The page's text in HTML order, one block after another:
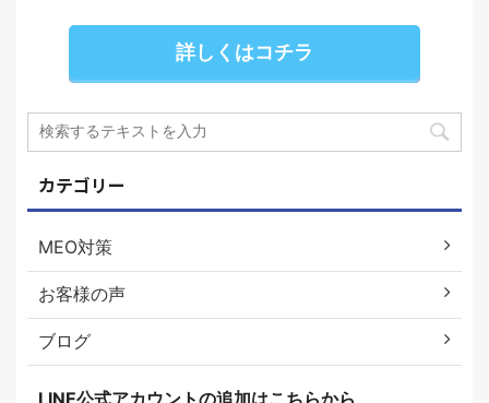
詳しくはコチラ
カテゴリー
MEO対策
お客様の声
ブログ